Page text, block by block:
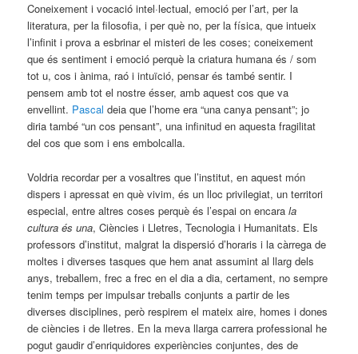
Coneixement i vocació intel·lectual, emoció per l’art, per la
literatura, per la filosofia, i per què no, per la física, que intueix
l’infinit i prova a esbrinar el misteri de les coses; coneixement
que és sentiment i emoció perquè la criatura humana és / som
tot u, cos i ànima, raó i intuïció, pensar és també sentir. I
pensem amb tot el nostre ésser, amb aquest cos que va
envellint. Pascal deia que l’home era “una canya pensant”; jo
diria també “un cos pensant”, una infinitud en aquesta fragilitat
del cos que som i ens embolcalla.
Voldria recordar per a vosaltres que l’institut, en aquest món
dispers i apressat en què vivim, és un lloc privilegiat, un territori
especial, entre altres coses perquè és l’espai on encarala
cultura és una, Ciències i Lletres, Tecnologia i Humanitats. Els
professors d’institut, malgrat la dispersió d’horaris i la càrrega de
moltes i diverses tasques que hem anat assumint al llarg dels
anys, treballem, frec a frec en el dia a dia, certament, no sempre
tenim temps per impulsar treballs conjunts a partir de les
diverses disciplines, però respirem el mateix aire, homes i dones
de ciències i de lletres. En la meva llarga carrera professional he
pogut gaudir d’enriquidores experiències conjuntes, des de